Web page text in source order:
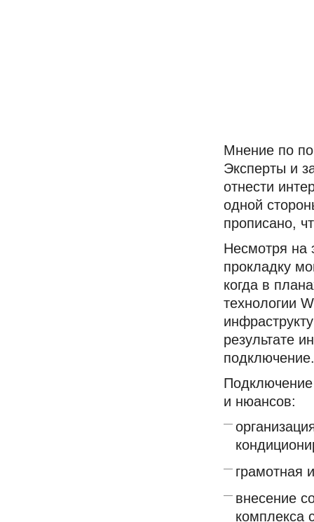
Мнение по
Эксперты и
отнести
одной
прописано,
Несмотря на
прокладку
когда в
технологии
результате
Подключение
и нюансов:
грамотная
внесение
комплекса